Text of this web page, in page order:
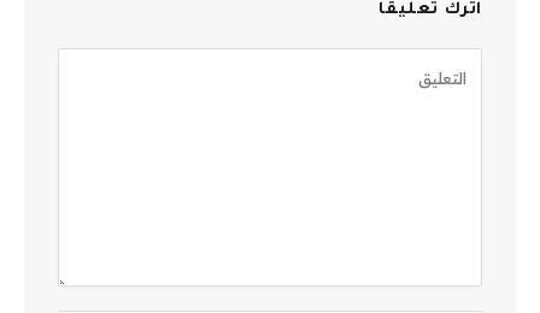
اترك تعليقاً